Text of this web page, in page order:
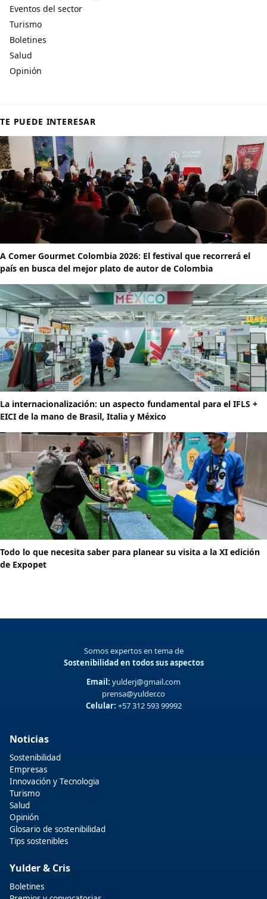
Eventos del sector
Turismo
Boletines
Salud
Opinión
TE PUEDE INTERESAR
A Comer Gourmet Colombia 2026: El festival que recorrerá el
país en busca del mejor plato de autor de Colombia
La internacionalización: un aspecto fundamental para el IFLS +
EICI de la mano de Brasil, Italia y México
Todo lo que necesita saber para planear su visita a la XI edición
de Expopet
Somos expertos en tema de
Sostenibilidad en todos sus aspectos
Email: yulderj@gmail.com
prensa@yulder.co
Celular: +57 312 593 99992
Noticias
Sostenibilidad
Empresas
Innovación y Tecnologia
Turismo
Salud
Opinión
Glosario de sostenibilidad
Tips sostenibles
Yulder & Cris
Boletines